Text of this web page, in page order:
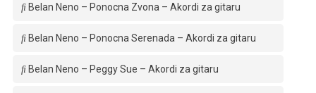
Belan Neno – Ponocna Zvona – Akordi za gitaru
Belan Neno – Ponocna Serenada – Akordi za gitaru
Belan Neno – Peggy Sue – Akordi za gitaru